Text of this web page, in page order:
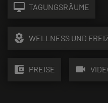
desktop_mac TAGUNGSRÄUME
local_florist WELLNESS UND
account_balance_wallet PREISE videocam